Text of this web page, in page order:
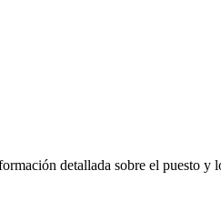
detallada sobre el puesto